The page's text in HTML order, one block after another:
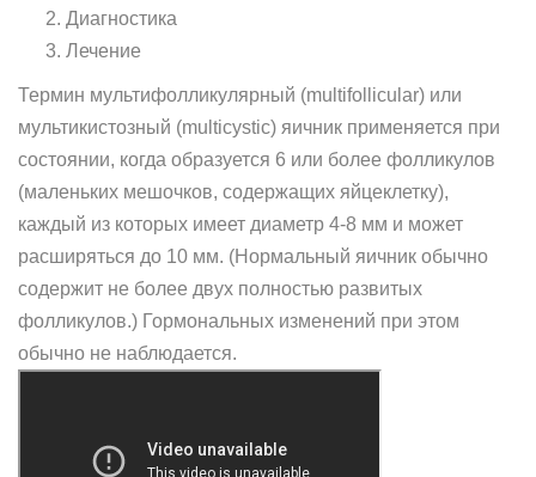
Диагностика
Лечение
Термин мультифолликулярный (multifollicular) или
мультикистозный (multicystic) яичник применяется при
состоянии, когда образуется 6 или более фолликулов
(маленьких мешочков, содержащих яйцеклетку),
каждый из которых имеет диаметр 4-8 мм и может
расширяться до 10 мм. (Нормальный яичник обычно
содержит не более двух полностью развитых
фолликулов.) Гормональных изменений при этом
обычно не наблюдается.